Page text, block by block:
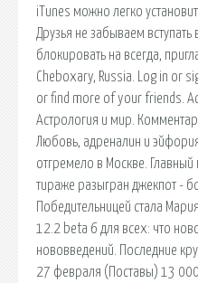
iTunes можно легко
Друзья не забываем вступать
блокировать на всегда,
Cheboxary, Russia. Log in or
or find more of your friends.
Астрология и мир.
Любовь, адреналин и
отгремело в Москве. Главный
тираже разыгран джекпот -
Победительницей стала
12.2 beta 6 для всех: что
нововведений. Последние
27 февраля (Поставы) 13